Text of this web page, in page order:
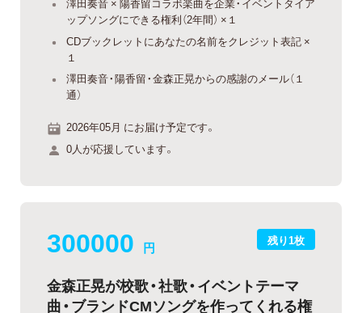
澤田奏音 × 陽香留コラボ楽曲を企業・イベントタイア
ップソングにできる権利（2年間） ×１
CDブックレットにあなたの名前をクレジット表記 ×
１
澤田奏音・陽香留・金森正晃からの感謝のメール（１
通）
2026年05月 にお届け予定です。
0人が応援しています。
残り1枚
300000 円
金森正晃が校歌・社歌・イベントテーマ
曲・ブランドCMソングを作ってくれる権